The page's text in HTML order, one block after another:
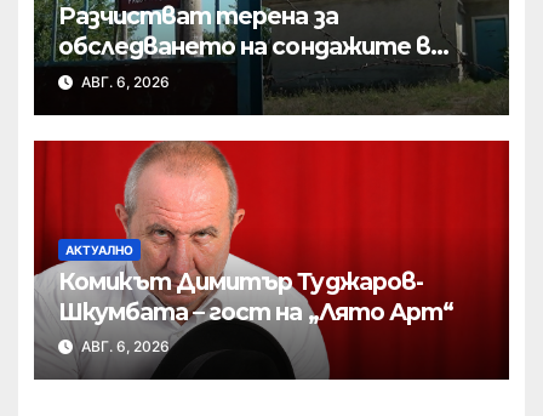
Разчистват терена за
обследването на сондажите в
„Мътница“
АВГ. 6, 2026
АКТУАЛНО
Комикът Димитър Туджаров-
Шкумбата – гост на „Лято Арт“
АВГ. 6, 2026